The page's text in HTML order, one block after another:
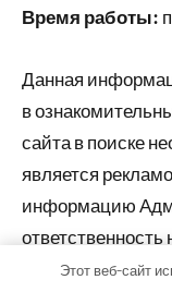
Время работы:
Данная
в
сайта в поиске
является
информацию
ответственность
Этот веб-сайт